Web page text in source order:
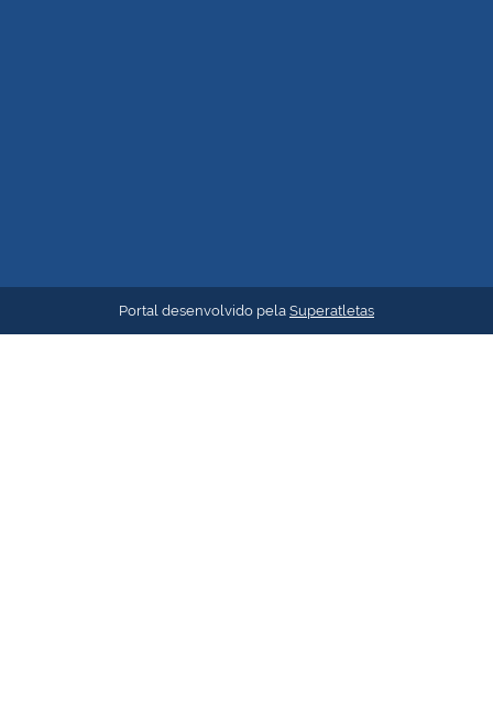
Portal desenvolvido pela Superatletas